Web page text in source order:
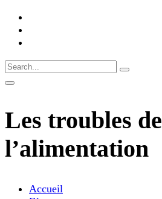
Les troubles de
l’alimentation
Accueil